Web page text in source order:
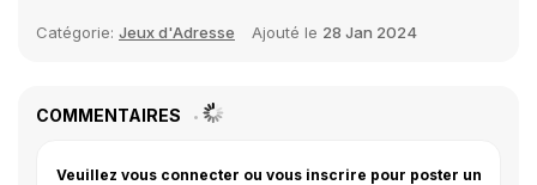
Catégorie: Jeux d'Adresse Ajouté le 28 Jan 2024
COMMENTAIRES
Veuillez vous connecter ou vous inscrire pour poster un